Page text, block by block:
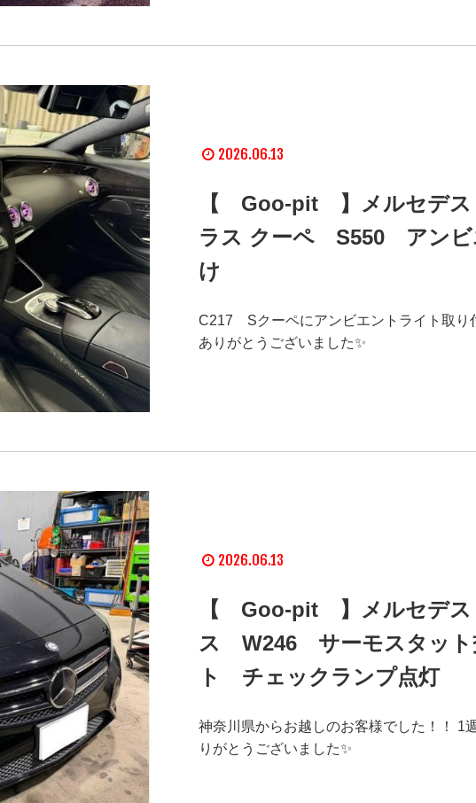
2026.06.13
【 Goo-pit 】メルセデス
ラス クーペ S550 アンビ
け
C217 Sクーペにアンビエントライト取り
ありがとうございました✨
2026.06.13
【 Goo-pit 】メルセデ
ス W246 サーモスタット
ト チェックランプ点灯
神奈川県からお越しのお客様でした！！ 1
りがとうございました✨